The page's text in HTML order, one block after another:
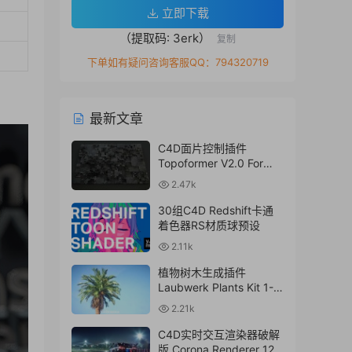
立即下载
（提取码: 3erk）
复制
下单如有疑问咨询客服QQ：794320719
最新文章
C4D面片控制插件
Topoformer V2.0 For
Cinema 4D R23 – 2024
Win/Mac
2.47k
30组C4D Redshift卡通
着色器RS材质球预设
2.11k
植物树木生成插件
Laubwerk Plants Kit 1-7
v1.0.50 For
C4D/MAX/Maya/Sketch
Up Win/Mac
2.21k
C4D实时交互渲染器破解
版 Corona Renderer 12.1